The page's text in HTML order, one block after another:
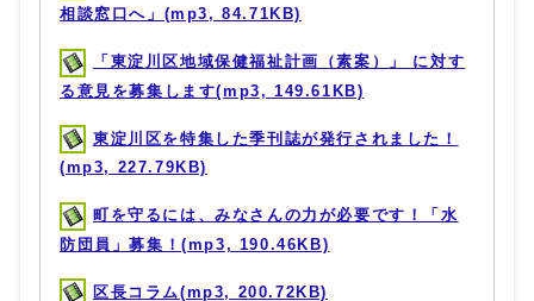
相談窓口へ」(mp3, 84.71KB)
「東淀川区地域保健福祉計画（素案）」 に対す
る意見を募集します(mp3, 149.61KB)
東淀川区を特集した季刊誌が発行されました！
(mp3, 227.79KB)
町を守るには、みなさんの力が必要です！「水
防団員」募集！(mp3, 190.46KB)
区長コラム(mp3, 200.72KB)